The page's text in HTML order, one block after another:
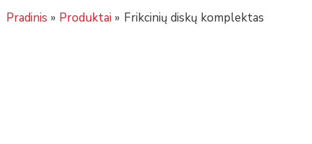
Pradinis Produktai Frikcinių diskų komplektas